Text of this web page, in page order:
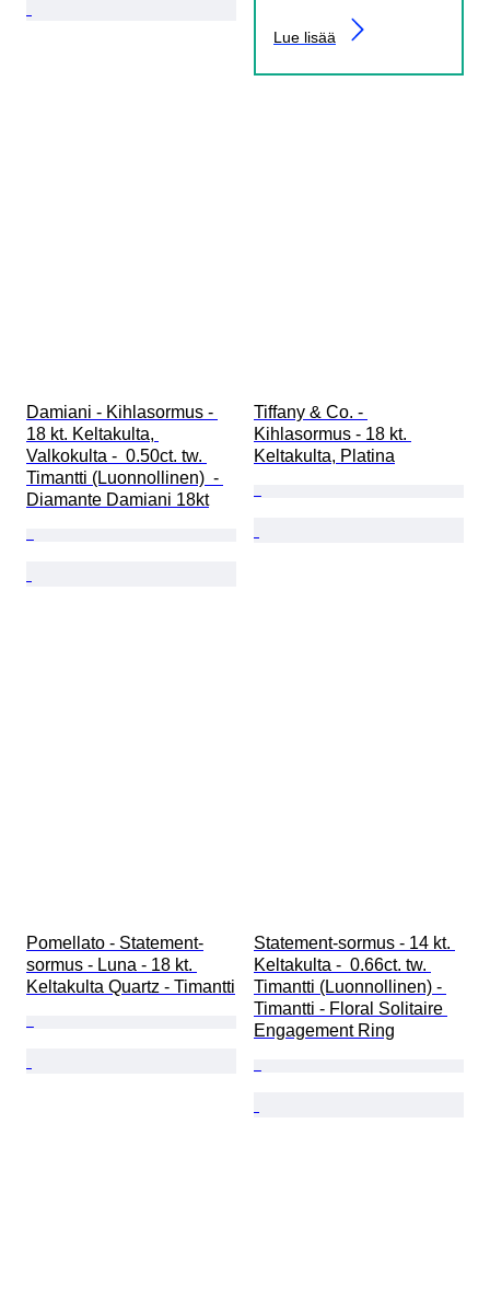
Lue lisää
Damiani - Kihlasormus -
18 kt. Keltakulta,
Valkokulta -  0.50ct. tw.
Timantti (Luonnollinen)  -
Diamante Damiani 18kt
Tiffany & Co. -
Kihlasormus - 18 kt.
Keltakulta, Platina
Pomellato - Statement-
sormus - Luna - 18 kt.
Keltakulta Quartz - Timantti
Statement-sormus - 14 kt.
Keltakulta -  0.66ct. tw.
Timantti (Luonnollinen) -
Timantti - Floral Solitaire
Engagement Ring